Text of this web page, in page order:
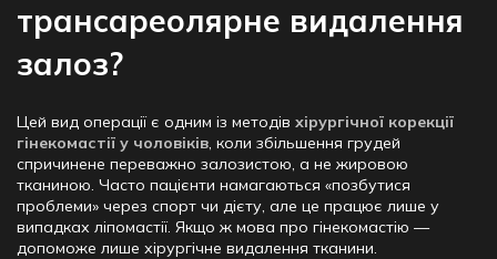
трансареолярне видалення
залоз?
Цей вид операції є одним із методів хірургічної корекції
гінекомастії у чоловіків, коли збільшення грудей
спричинене переважно залозистою, а не жировою
тканиною. Часто пацієнти намагаються «позбутися
проблеми» через спорт чи дієту, але це працює лише у
випадках ліпомастії. Якщо ж мова про гінекомастію —
допоможе лише хірургічне видалення тканини.